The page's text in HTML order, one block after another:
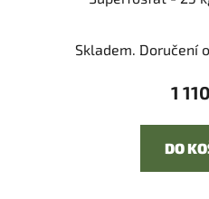
Skladem. Doručení
1
DO